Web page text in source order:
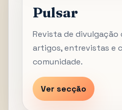
Pulsar
Revista de
artigos, entrevistas e
comunidade.
Ver secção